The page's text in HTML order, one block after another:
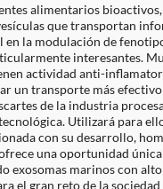
alimentarios
que transportan
en la modulación de
interesantes.
actividad anti-
un transporte más
de la industria
Utilizará para
con su desarrollo,
una oportunidad
exosomas marinos con
el gran reto de la